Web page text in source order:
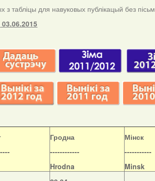
табліцы для навуковых публікацый без
03.06.2015
Гродна
------------
Hrodna
Мінск
-----------
Minsk